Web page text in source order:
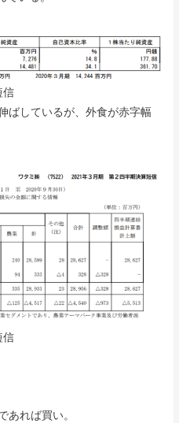
信
ばしているが、外食が赤字幅
信
あれば買い。